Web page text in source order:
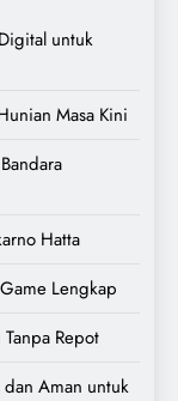
untuk
Masa Kini
Hatta
Lengkap
Repot
dan Aman untuk